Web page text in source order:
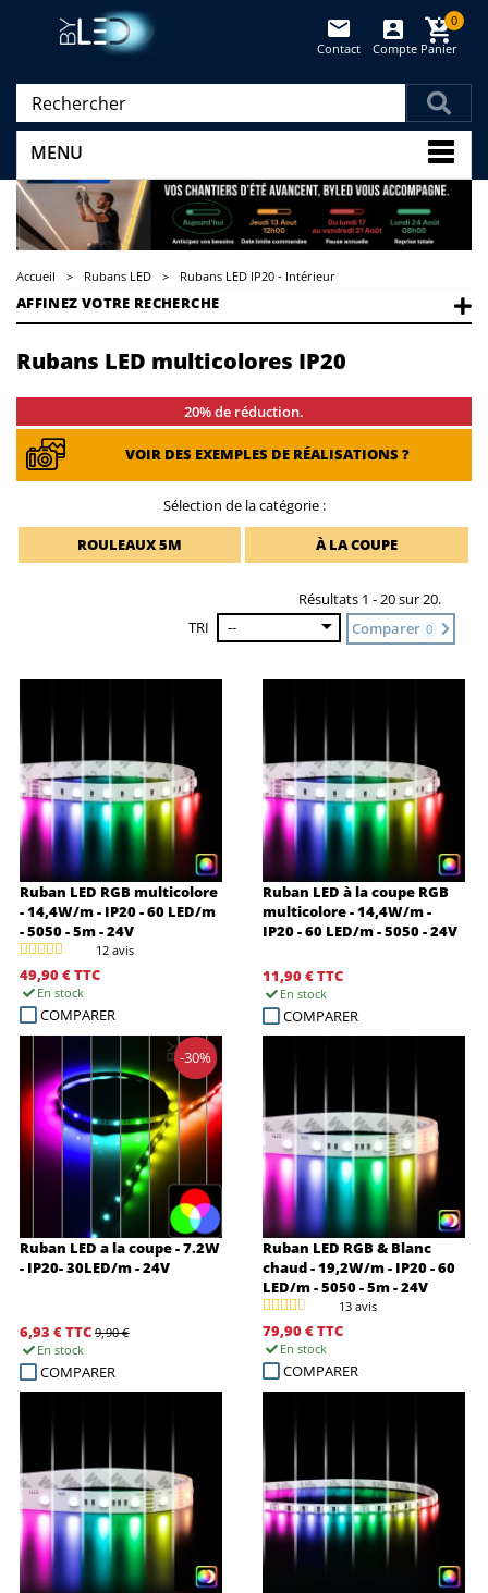
Panier
0
Compte
Contact
MENU
Accueil > Rubans LED > Rubans LED IP20 - Intérieur
AFFINEZ VOTRE RECHERCHE
Rubans LED multicolores IP20
20% de réduction.
VOIR DES EXEMPLES DE RÉALISATIONS ?
Sélection de la catégorie :
ROULEAUX 5M
À LA COUPE
Résultats 1 - 20 sur 20.
TRI
-- Comparer 0
Ruban LED RGB multicolore
- 14,4W/m - IP20 - 60 LED/m
- 5050 - 5m - 24V
12 avis
49,90 €TTC
En stock
COMPARER
Ruban LED à la coupe RGB
multicolore - 14,4W/m -
IP20 - 60 LED/m - 5050 - 24V
11,90 €TTC
En stock
COMPARER
Ruban LED a la coupe - 7.2W
- IP20- 30LED/m - 24V
-30%
6,93 €TTC 9,90 €
En stock
COMPARER
Ruban LED RGB & Blanc
chaud - 19,2W/m - IP20 - 60
LED/m - 5050 - 5m - 24V
13 avis
79,90 €TTC
En stock
COMPARER